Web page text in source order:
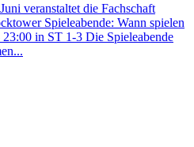
veranstaltet die Fachschaft
Spieleabende: Wann spielen
in ST 1-3 Die Spieleabende